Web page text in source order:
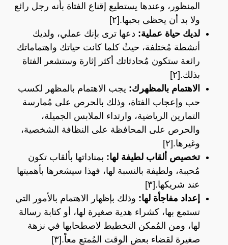
المنظور، وعندها يستطيع إقناع الفتاة بأنه رجل رائع
ولا بد أن يحظى بحبها.[٢]
لديك حياة عملية: دعها ترى بإنك عملي، ولديك
أنشطة مُختلفة، حيثُ كلما كانت حياتك واهتماماتك
رائعة ستكون مُحادثاتك أكثر إثارة وستشعر الفتاة
بذلك.[٢]
الاهتمام بالمظهرك: يجب الاهتمام بالمظهر لكسب
حب وإعجاب الفتاة، وذلك بالحرص على مُمارسة
التمارين الرياضية، وارتداء الملابس الجميلة،
والحرص على المحافظة على النظافة الشخصية،
وغيرها.[٢]
تخصيص ألقاب لطيفة لها: بمناداتها بألقاب تكون
مُحببة، ولطيفة بالنسبة لها، فهذا سيشعرها بأهميتها
عند شريكها.[٣]
إعداد مفاجأة لها: وذلك بإظهار الاهتمام بالأمور التي
تستمع بها، كشراء هدية صغيرة لها، أو كتابة رسالة
لها، ومن المُمكن التخطيط لاصطحابها في نزهة
صغيرة لقضاء بعض الوقت المُمتع معاً.[٣]